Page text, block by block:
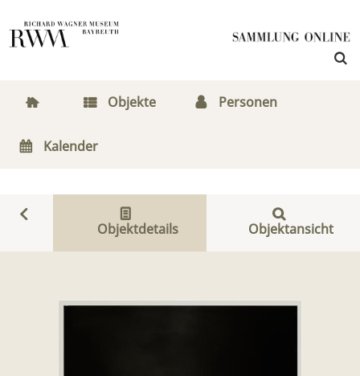
Objekte Personen
Kalender
Objektdetails Objektansicht